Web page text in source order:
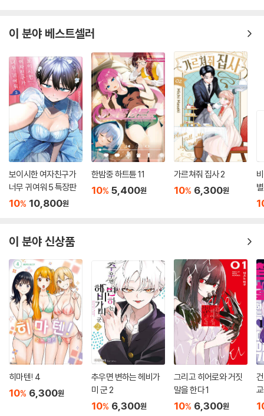
이 분야 베스트셀러
보이시한 여자친구가
너무 귀여워 5 특장판
10% 10,800원
한밤중 하트튠 11
10% 5,400원
가르쳐줘 집사 2
10% 6,300원
이 분야 신상품
히마텐! 4
10% 6,300원
추우면 변하는 헤비가
미 군 2
10% 6,300원
그리고 히어로와 거짓
말을 한다 1
10% 6,300원